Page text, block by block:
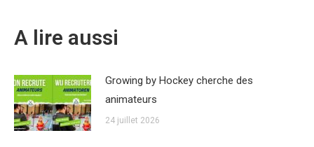
A lire aussi
Growing by Hockey cherche des
animateurs
24 juillet 2026